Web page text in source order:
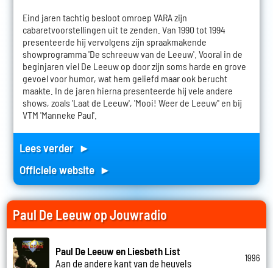
Eind jaren tachtig besloot omroep VARA zijn
cabaretvoorstellingen uit te zenden. Van 1990 tot 1994
presenteerde hij vervolgens zijn spraakmakende
showprogramma 'De schreeuw van de Leeuw'. Vooral in de
beginjaren viel De Leeuw op door zijn soms harde en grove
gevoel voor humor, wat hem geliefd maar ook berucht
maakte. In de jaren hierna presenteerde hij vele andere
shows, zoals 'Laat de Leeuw', 'Mooi! Weer de Leeuw'' en bij
VTM 'Manneke Paul'.
Lees verder ►
Officiele website ►
Paul De Leeuw op Jouwradio
Paul De Leeuw en Liesbeth List
Aan de andere kant van de heuvels
1996